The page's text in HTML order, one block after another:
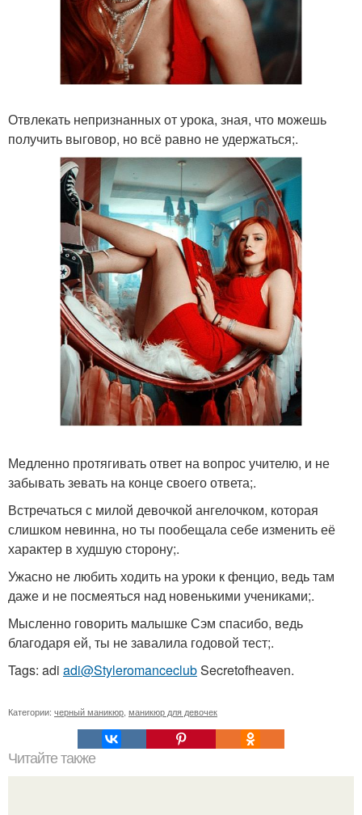
Отвлекать непризнанных от урока, зная, что можешь
получить выговор, но всё равно не удержаться;.
Медленно протягивать ответ на вопрос учителю, и не
забывать зевать на конце своего ответа;.
Встречаться с милой девочкой ангелочком, которая
слишком невинна, но ты пообещала себе изменить её
характер в худшую сторону;.
Ужасно не любить ходить на уроки к фенцио, ведь там
даже и не посмеяться над новенькими учениками;.
Мысленно говорить малышке Сэм спасибо, ведь
благодаря ей, ты не завалила годовой тест;.
Tags: adi adi@StyleromanceclubSecretofheaven.
Категории: черный маникюр маникюр для девочек
Читайте также